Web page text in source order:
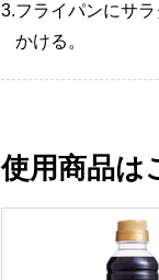
3.フライパンにサ
かける。
使用商品は